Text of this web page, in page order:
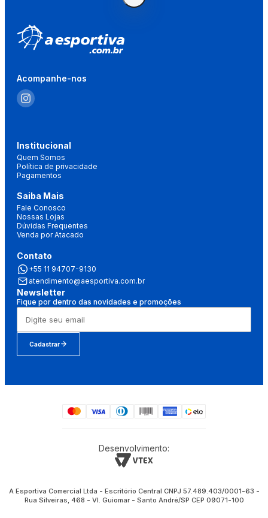
Acompanhe-nos
Institucional
Quem Somos
Política de privacidade
Pagamentos
Saiba Mais
Fale Conosco
Nossas Lojas
Dúvidas Frequentes
Venda por Atacado
Contato
+55 11 94707-9130
atendimento@aesportiva.com.br
Newsletter
Fique por dentro das novidades e promoções
Cadastrar
Desenvolvimento:
A Esportiva Comercial Ltda - Escritório Central CNPJ 57.489.403/0001-63 -
Rua Silveiras, 468 - Vl. Guiomar - Santo André/SP CEP 09071-100